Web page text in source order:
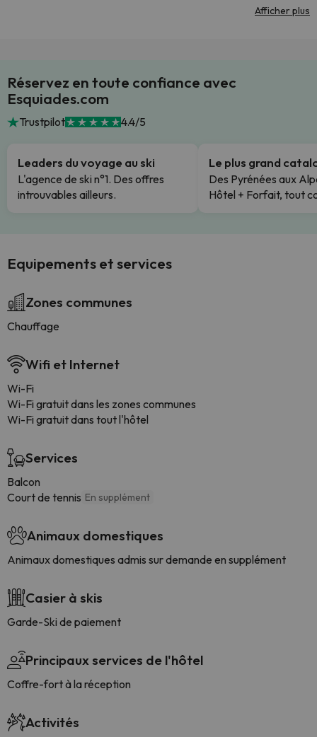
Afficher plus
Réservez en toute confiance avec
Esquiades.com
Trustpilot 4.4/5
Leaders du voyage au ski
L'agence de ski n°1. Des offres
introuvables ailleurs.
Le plus grand
Des Pyrénées aux
Hôtel + Forfait, tout
Equipements et services
Zones communes
Chauffage
Wifi et Internet
Wi-Fi
Wi-Fi gratuit dans les zones communes
Wi-Fi gratuit dans tout l'hôtel
Services
Balcon
Court de tennis En supplément
Animaux domestiques
Animaux domestiques admis sur demande en supplément
Casier à skis
Garde-Ski de paiement
Principaux services de l'hôtel
Coffre-fort à la réception
Activités